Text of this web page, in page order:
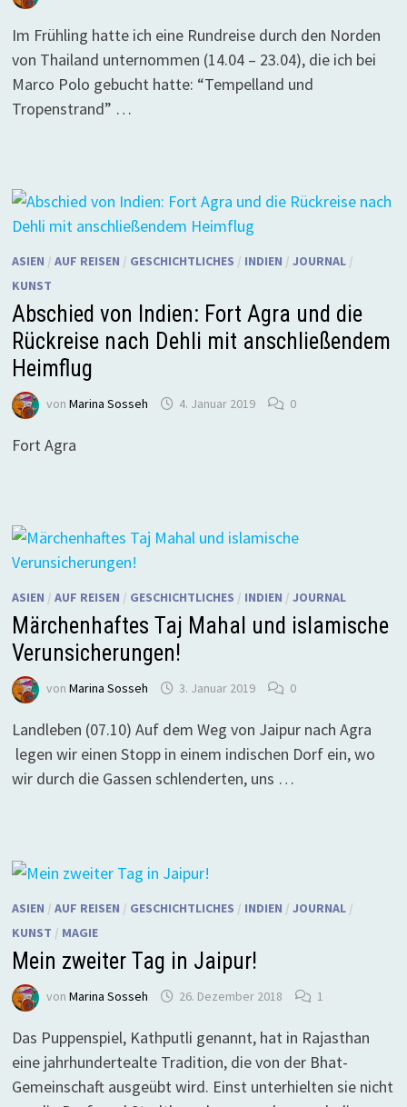
Im Frühling hatte ich eine Rundreise durch den Norden
von Thailand unternommen (14.04 – 23.04), die ich bei
Marco Polo gebucht hatte: “Tempelland und
Tropenstrand” …
ASIEN / AUF REISEN / GESCHICHTLICHES / INDIEN / JOURNAL/
KUNST
Abschied von Indien: Fort Agra und die
Rückreise nach Dehli mit anschließendem
Heimflug
von Marina Sosseh 4. Januar 2019 0
Fort Agra
ASIEN / AUF REISEN / GESCHICHTLICHES / INDIEN / JOURNAL
Märchenhaftes Taj Mahal und islamische
Verunsicherungen!
von Marina Sosseh 3. Januar 2019 0
Landleben (07.10) Auf dem Weg von Jaipur nach Agra
legen wir einen Stopp in einem indischen Dorf ein, wo
wir durch die Gassen schlenderten, uns …
ASIEN / AUF REISEN / GESCHICHTLICHES / INDIEN / JOURNAL/
KUNST / MAGIE
Mein zweiter Tag in Jaipur!
von Marina Sosseh 26. Dezember 2018 1
Das Puppenspiel, Kathputli genannt, hat in Rajasthan
eine jahrhundertealte Tradition, die von der Bhat-
Gemeinschaft ausgeübt wird. Einst unterhielten sie nicht